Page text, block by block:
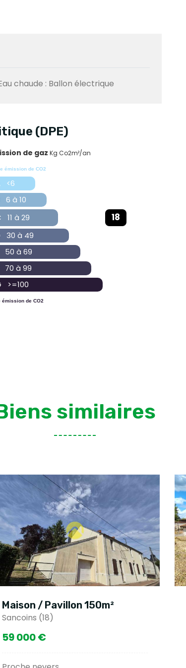
chaude : Ballon électrique
(DPE)
de gaz Kg Co2m²/an
émission de CO2
<6
6 à 10
11 à 29
18
30 à 49
50 à 69
70 à 99
>=100
émission de CO2
similaires
Maison / Pavillon 150m²
Sancoins (18)
59 000 €